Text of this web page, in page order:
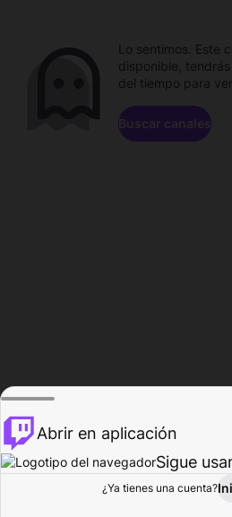
Explorar
Lo sentimos. Este
disponible,
del tiempo para
Buscar canales
Abrir en aplicación
Sigue
¿Ya tienes una cuenta?